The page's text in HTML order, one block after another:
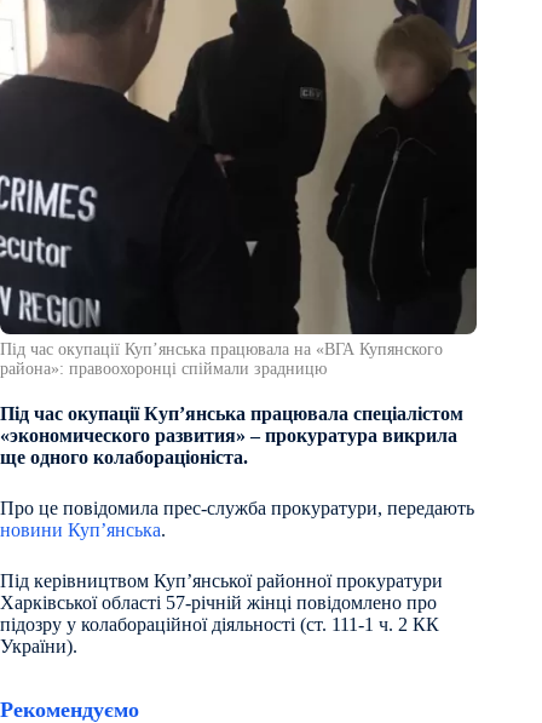
Під час окупації Куп’янська працювала на «ВГА Купянского
района»: правоохоронці спіймали зрадницю
Під час окупації Куп’янська працювала спеціалістом
«экономического развития» – прокуратура викрила
ще одного колабораціоніста.
Про це повідомила прес-служба прокуратури, передають
новини Куп’янська.
Під керівництвом Куп’янської районної прокуратури
Харківської області 57-річній жінці повідомлено про
підозру у колабораційної діяльності (ст. 111-1 ч. 2 КК
України).
Рекомендуємо